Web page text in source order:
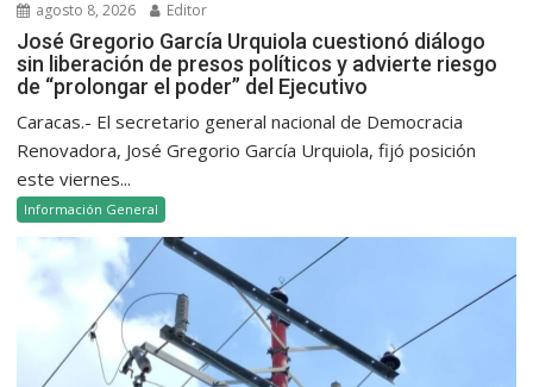
agosto 8, 2026 Editor
José Gregorio García Urquiola cuestionó diálogo
sin liberación de presos políticos y advierte riesgo
de “prolongar el poder” del Ejecutivo
Caracas.- El secretario general nacional de Democracia
Renovadora, José Gregorio García Urquiola, fijó posición
este viernes...
Información General